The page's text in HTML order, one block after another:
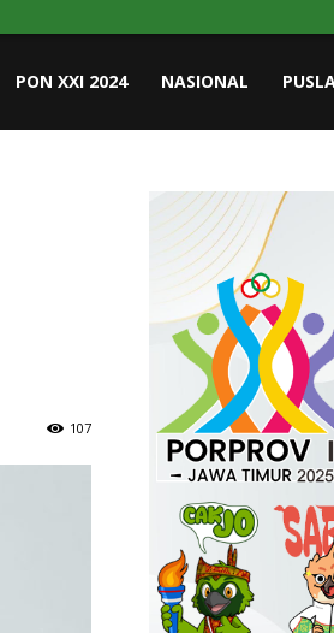
PON XXI 2024 NASIONAL
107